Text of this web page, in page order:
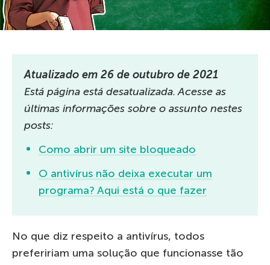
Atualizado em 26 de outubro de 2021
Está página está desatualizada. Acesse as
últimas informações sobre o assunto nestes
posts:
Como abrir um site bloqueado
O antivírus não deixa executar um
programa? Aqui está o que fazer
No que diz respeito a antivírus, todos
prefeririam uma solução que funcionasse tão